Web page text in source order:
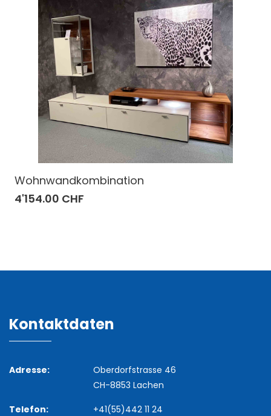
Wohnwandkombination
4'154.00 CHF
Kontaktdaten
Adresse:
Oberdorfstrasse 46
CH-8853 Lachen
Telefon:
+41(55)442 11 24